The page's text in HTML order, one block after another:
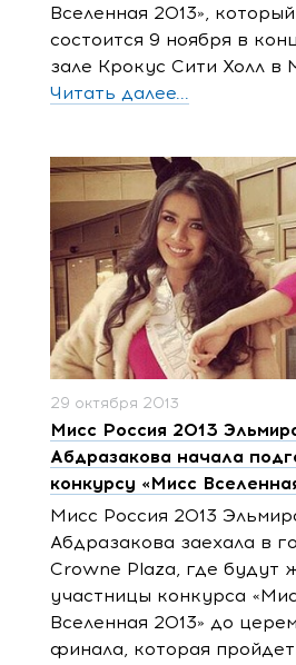
Вселенная 2013», который
состоится 9 ноября в
зале Крокус Сити Холл в
Читать далее...
29 октября 2013
Мисс Россия 2013
Абдразакова начала
конкурсу «Мисс
Мисс Россия 2013
Абдразакова заехала в
Crowne Plaza, где будут
участницы конкурса
Вселенная 2013» до
финала, которая